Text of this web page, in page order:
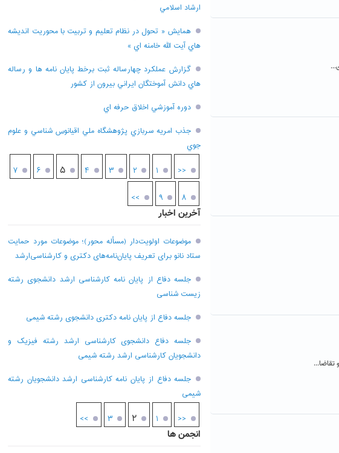
ارشاد اسلامي
همايش « تحول در نظام تعليم و تربيت با محوريت انديشه
هاي آيت الله خامنه اي »
گزارش عملکرد چهارساله ثبت برخط پايان نامه ها و رساله
هاي دانش آموختگان ايراني بيرون از کشور
دوره آموزشي اخلاق حرفه اي
جذب امريه سربازي پژوهشگاه ملي اقيانوس شناسي و علوم
جوي
<< ۱ ۲ ۳ ۴ ۵ ۶ ۷
۸ ۹ >>
آخرین اخبار
موضوعات اولویت‌دار (مسأله محور)؛ موضوعات مورد حمایت
ستاد نانو برای تعریف پایان‌نامه‌های دکتری و کارشناسی‌ارشد
جلسه دفاع از پایان نامه کارشناسی ارشد دانشجوی رشته
زیست شناسی
جلسه دفاع از پایان نامه دکتری دانشجوی رشته شیمی
جلسه دفاع دانشجوی کارشناسی ارشد رشته فیزیک و
دانشجویان کارشناسی ارشد رشته شیمی
جلسه دفاع از پایان نامه کارشناسی ارشد دانشجویان رشته
شیمی
<< ۱ ۲ ۳ >>
انجمن ها